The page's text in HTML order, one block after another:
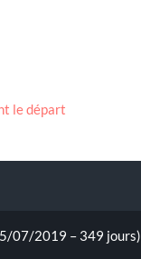
le départ
07/2019 – 349 jours)